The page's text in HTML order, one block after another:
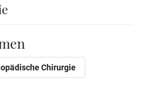
Chirurgie